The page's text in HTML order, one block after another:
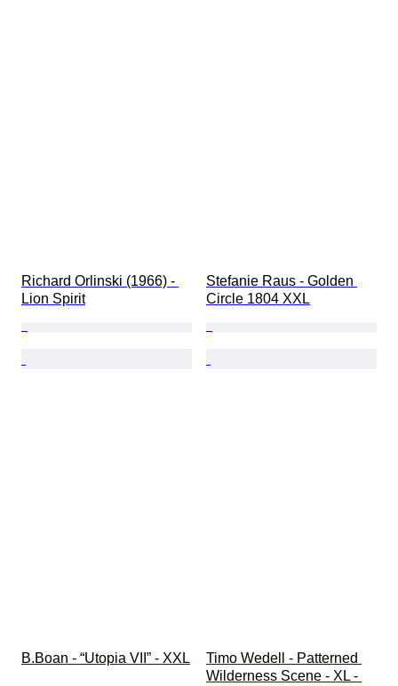
Richard Orlinski (1966) -
Lion Spirit
Stefanie Raus - Golden
Circle 1804 XXL
B.Boan - “Utopia VII” - XXL
Timo Wedell - Patterned
Wilderness Scene - XL -